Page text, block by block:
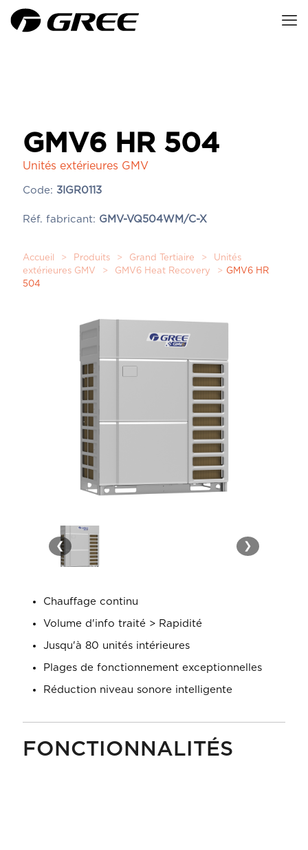
GMV6 HR 504
Unités extérieures GMV
Code: 3IGR0113
Réf. fabricant: GMV-VQ504WM/C-X
Accueil > Produits > Grand Tertiaire >
Unités
extérieures GMV
> GMV6 Heat Recovery > GMV6 HR
504
❮ ❯
Chauffage continu
Volume d'info traité > Rapidité
Jusqu'à 80 unités intérieures
Plages de fonctionnement exceptionnelles
Réduction niveau sonore intelligente
FONCTIONNALITÉS